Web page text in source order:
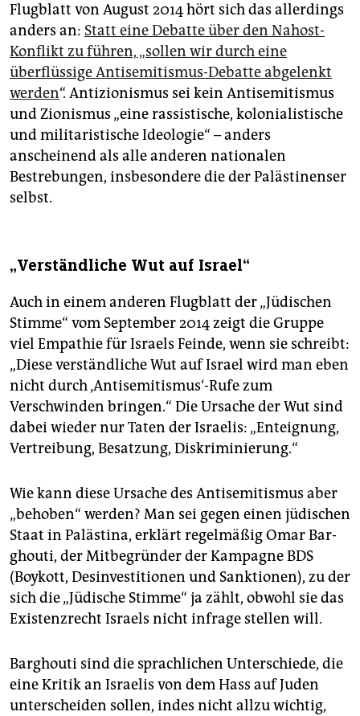
Flugblatt von August 2014 hört sich das allerdings
anders an: Statt eine Debatte über den Nahost-
Konflikt zu führen, „sollen wir durch eine
überflüssige Antisemitismus-Debatte abgelenkt
werden“. Antizionismus sei kein Antisemitismus
und Zionismus „eine rassistische, kolonialistische
und militaristische Ideologie“ – anders
anscheinend als alle anderen nationalen
Bestrebungen, insbesondere die der Palästinenser
selbst.
„Verständliche Wut auf Israel“
Auch in einem anderen Flugblatt der „Jüdischen
Stimme“ vom September 2014 zeigt die Gruppe
viel Empathie für Israels Feinde, wenn sie schreibt:
„Diese verständliche Wut auf Israel wird man eben
nicht durch ‚Antisemitismus‘-Rufe zum
Verschwinden bringen.“ Die Ursache der Wut sind
dabei wieder nur Taten der Israelis: „Enteignung,
Vertreibung, Besatzung, Diskriminierung.“
Wie kann diese Ursache des Antisemitismus aber
„behoben“ werden? Man sei gegen einen jüdischen
Staat in Palästina, erklärt regelmäßig Omar Bar­
ghouti, der Mitbegründer der Kampagne BDS
(Boykott, Desinvestitionen und Sanktionen), zu der
sich die „Jüdische Stimme“ ja zählt, obwohl sie das
Existenzrecht Israels nicht infrage stellen will.
Barghouti sind die sprachlichen Unterschiede, die
eine Kritik an Israelis von dem Hass auf Juden
unterscheiden sollen, indes nicht allzu wichtig,